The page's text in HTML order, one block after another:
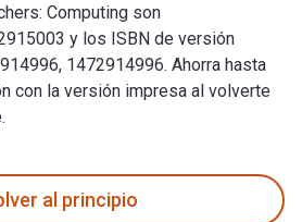
Computing son
y los ISBN de versión
1472914996. Ahorra hasta
con la versión impresa al volverte
al principio